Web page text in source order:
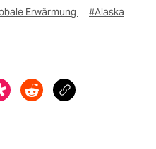
Erwärmung #Alaska